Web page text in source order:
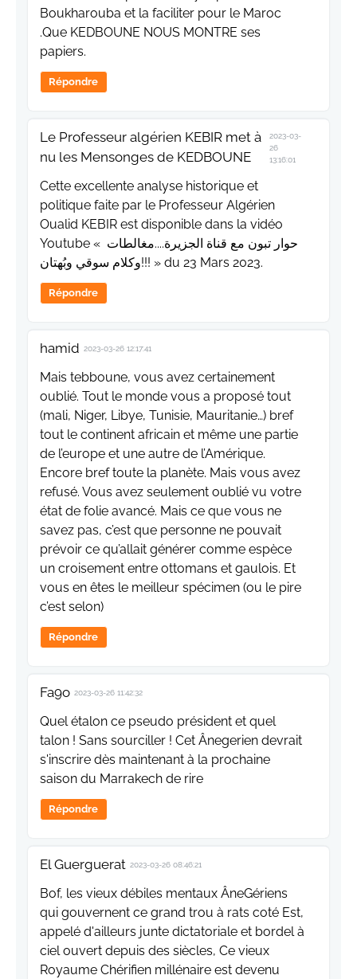
Boukharouba et la faciliter pour le Maroc
.Que KEDBOUNE NOUS MONTRE ses
papiers.
Répondre
Le Professeur algérien KEBIR met à
nu les Mensonges de KEDBOUNE
2023-03-
26
13:16:01
Cette excellente analyse historique et
politique faite par le Professeur Algérien
Oualid KEBIR est disponible dans la vidéo
Youtube « حوار تبون مع قناة الجزيرة....مغالطات
وكلام سوقي وبُهتان!!! » du 23 Mars 2023.
Répondre
hamid 2023-03-26 12:17:41
Mais tebboune, vous avez certainement
oublié. Tout le monde vous a proposé tout
(mali, Niger, Libye, Tunisie, Mauritanie…) bref
tout le continent africain et même une partie
de l’europe et une autre de l’Amérique.
Encore bref toute la planète. Mais vous avez
refusé. Vous avez seulement oublié vu votre
état de folie avancé. Mais ce que vous ne
savez pas, c’est que personne ne pouvait
prévoir ce qu’allait générer comme espèce
un croisement entre ottomans et gaulois. Et
vous en êtes le meilleur spécimen (ou le pire
c’est selon)
Répondre
Fa9o 2023-03-26 11:42:32
Quel étalon ce pseudo président et quel
talon ! Sans sourciller ! Cet Ânegerien devrait
s'inscrire dès maintenant à la prochaine
saison du Marrakech de rire
Répondre
El Guerguerat 2023-03-26 08:46:21
Bof, les vieux débiles mentaux ÂneGériens
qui gouvernent ce grand trou à rats coté Est,
appelé d'ailleurs junte dictatoriale et bordel à
ciel ouvert depuis des siècles, Ce vieux
Royaume Chérifien millénaire est devenu